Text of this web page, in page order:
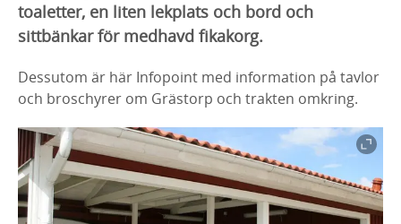
toaletter, en liten lekplats och bord och
sittbänkar för medhavd fikakorg.
Dessutom är här Infopoint med information på tavlor
och broschyrer om Grästorp och trakten omkring.